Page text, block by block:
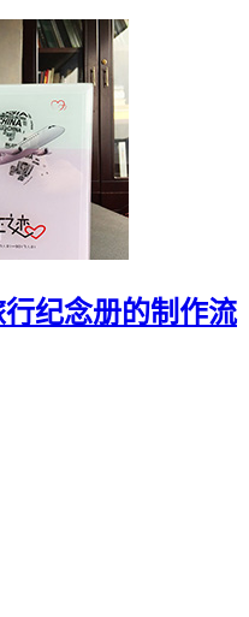
纪念册的制作流